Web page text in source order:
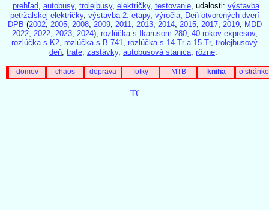
prehľad, autobusy, trolejbusy, električky, testovanie, udalosti: výstavba
petržalskej električky, výstavba 2. etapy, výročia, Deň otvorených dverí
DPB (2002, 2005, 2008, 2009, 2011 2013, 2014, 2015, 2017, 2019, MDD
2022, 2022, 2023, 2024), rozlúčka s Ikarusom 280, 40 rokov expresov,
rozlúčka s K2 rozlúčka s B 741 rozlúčka s 14 Tr a 15 Tr, trolejbusový
deň trate zastávky, autobusová stanica rôzne
domov chaos doprava fotky MTB kniha o stránke